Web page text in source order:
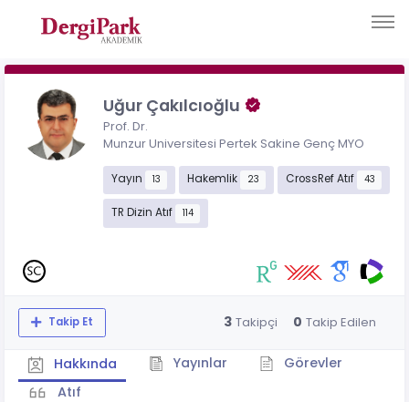
Uğur Çakılcıoğlu
Prof. Dr.
Munzur Universitesi Pertek Sakine Genç MYO
Yayın 13 Hakemlik 23 CrossRef Atıf 43
TR Dizin Atıf 114
Takip Et 3 Takipçi 0 Takip Edilen
Hakkında Yayınlar
Görevler
Atıf